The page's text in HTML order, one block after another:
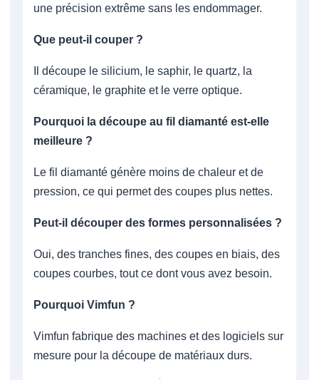
une précision extrême sans les endommager.
Que peut-il couper ?
Il découpe le silicium, le saphir, le quartz, la
céramique, le graphite et le verre optique.
Pourquoi la découpe au fil diamanté est-elle
meilleure ?
Le fil diamanté génère moins de chaleur et de
pression, ce qui permet des coupes plus nettes.
Peut-il découper des formes personnalisées ?
Oui, des tranches fines, des coupes en biais, des
coupes courbes, tout ce dont vous avez besoin.
Pourquoi Vimfun ?
Vimfun fabrique des machines et des logiciels sur
mesure pour la découpe de matériaux durs.